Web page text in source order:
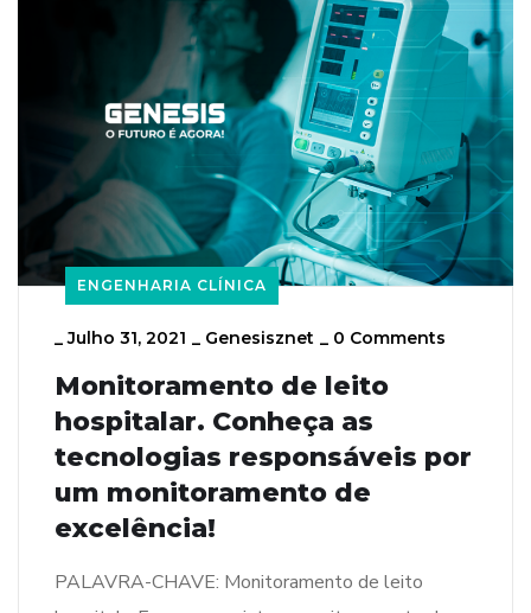
ENGENHARIA CLÍNICA
_Julho 31, 2021 _ Genesisznet _ 0 Comments
Monitoramento de leito
hospitalar. Conheça as
tecnologias responsáveis por
um monitoramento de
excelência!
PALAVRA-CHAVE: Monitoramento de leito